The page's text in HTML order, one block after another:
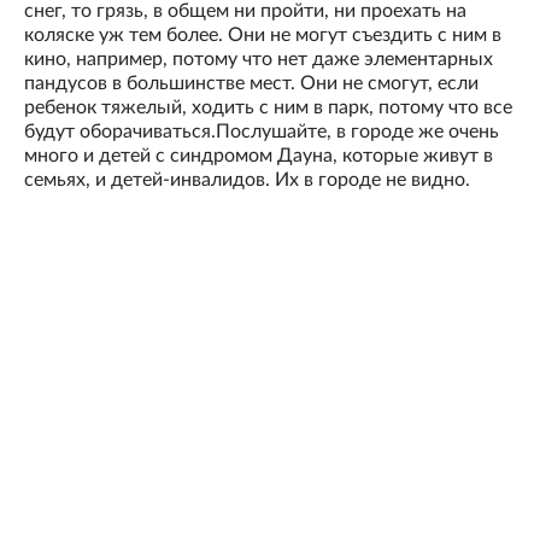
снег, то грязь, в общем ни пройти, ни проехать на
коляске уж тем более. Они не могут съездить с ним в
кино, например, потому что нет даже элементарных
пандусов в большинстве мест. Они не смогут, если
ребенок тяжелый, ходить с ним в парк, потому что все
будут оборачиваться.Послушайте, в городе же очень
много и детей с синдромом Дауна, которые живут в
семьях, и детей-инвалидов. Их в городе не видно.